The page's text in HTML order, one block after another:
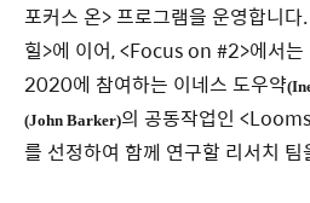
포커스 온> 프로그램을 운영합니
힐>에 이어, <Focus on #2>에서는
2020에 참여하는 이네스 도우약(
(John Barker)의 공동작업인
를 선정하여 함께 연구할 리서치